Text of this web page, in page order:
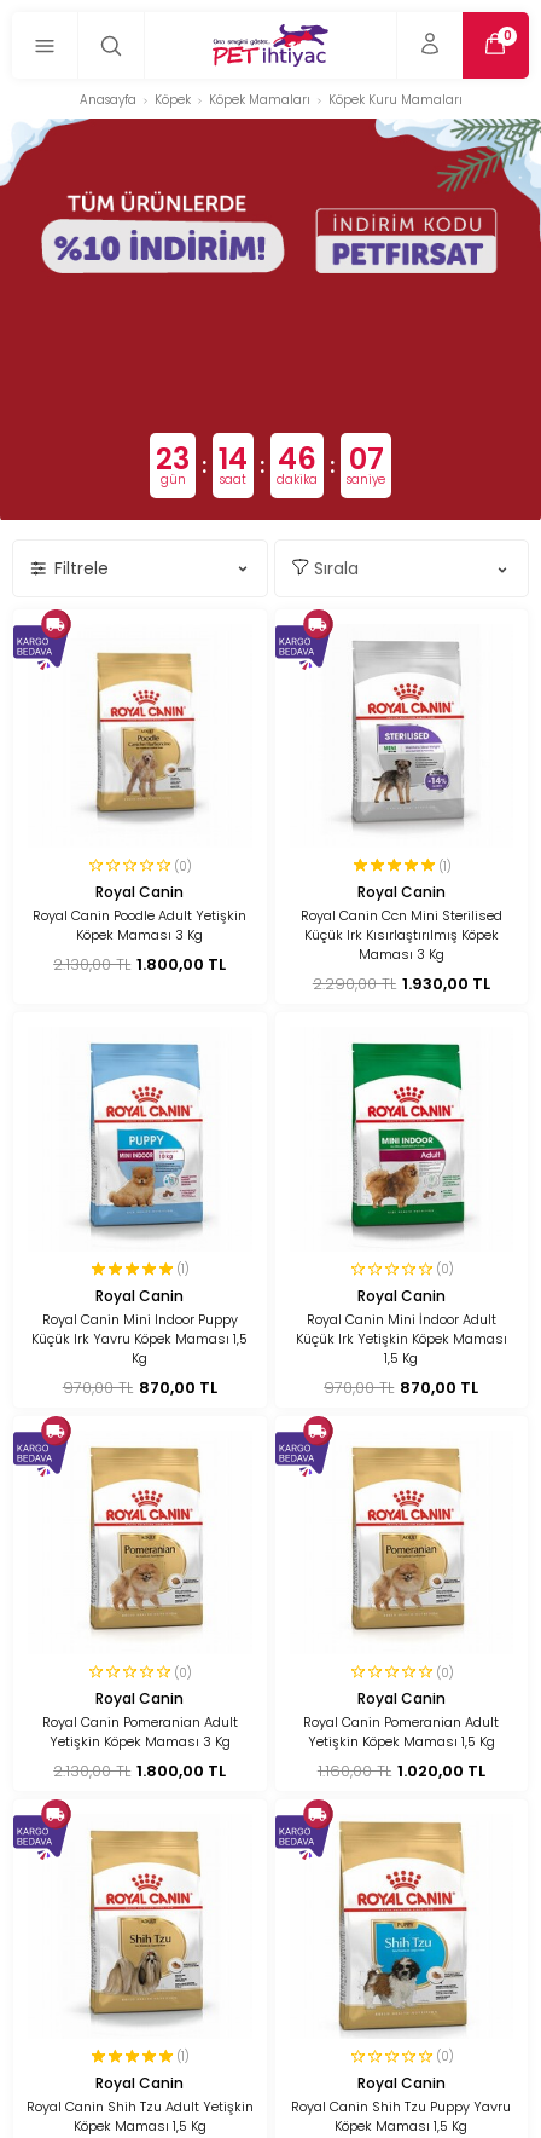
0
Anasayfa Köpek Köpek Mamaları Köpek Kuru Mamaları
23
gün : 14
saat : 46
dakika : 05
saniye
Filtrele
(0)
Royal Canin
Royal Canin Poodle Adult Yetişkin
Köpek Maması 3 Kg
2.130,00 TL 1.800,00 TL
(1)
Royal Canin
Royal Canin Ccn Mini Sterilised
Küçük Irk Kısırlaştırılmış Köpek
Maması 3 Kg
2.290,00 TL 1.930,00 TL
(1)
Royal Canin
Royal Canin Mini Indoor Puppy
Küçük Irk Yavru Köpek Maması 1,5
Kg
970,00 TL 870,00 TL
(0)
Royal Canin
Royal Canin Mini İndoor Adult
Küçük Irk Yetişkin Köpek Maması
1,5 Kg
970,00 TL 870,00 TL
(0)
Royal Canin
Royal Canin Pomeranian Adult
Yetişkin Köpek Maması 3 Kg
2.130,00 TL 1.800,00 TL
(0)
Royal Canin
Royal Canin Pomeranian Adult
Yetişkin Köpek Maması 1,5 Kg
1.160,00 TL 1.020,00 TL
(1)
Royal Canin
Royal Canin Shih Tzu Adult Yetişkin
Köpek Maması 1,5 Kg
(0)
Royal Canin
Royal Canin Shih Tzu Puppy Yavru
Köpek Maması 1,5 Kg